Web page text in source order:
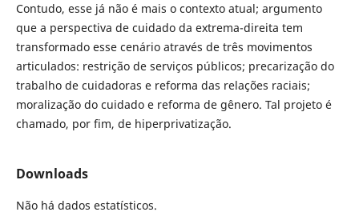
Contudo, esse já não é mais o contexto atual; argumento
que a perspectiva de cuidado da extrema-direita tem
transformado esse cenário através de três movimentos
articulados: restrição de serviços públicos; precarização do
trabalho de cuidadoras e reforma das relações raciais;
moralização do cuidado e reforma de gênero. Tal projeto é
chamado, por fim, de hiperprivatização.
Downloads
Não há dados estatísticos.